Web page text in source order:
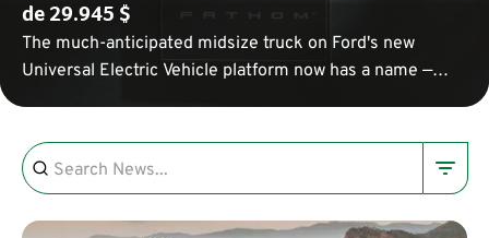
de 29.945 $
The much-anticipated midsize truck on Ford's new
Universal Electric Vehicle platform now has a name —